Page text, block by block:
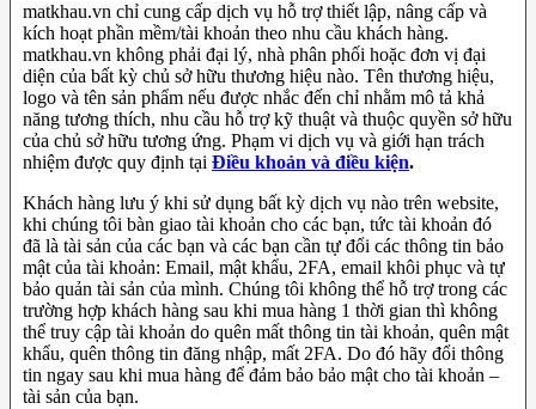
matkhau.vn chỉ cung cấp dịch vụ hỗ trợ thiết lập, nâng cấp và
kích hoạt phần mềm/tài khoản theo nhu cầu khách hàng.
matkhau.vn không phải đại lý, nhà phân phối hoặc đơn vị đại
diện của bất kỳ chủ sở hữu thương hiệu nào. Tên thương hiệu,
logo và tên sản phẩm nếu được nhắc đến chỉ nhằm mô tả khả
năng tương thích, nhu cầu hỗ trợ kỹ thuật và thuộc quyền sở hữu
của chủ sở hữu tương ứng. Phạm vi dịch vụ và giới hạn trách
nhiệm được quy định tại Điều khoản và điều kiện.
Khách hàng lưu ý khi sử dụng bất kỳ dịch vụ nào trên website,
khi chúng tôi bàn giao tài khoản cho các bạn, tức tài khoản đó
đã là tài sản của các bạn và các bạn cần tự đổi các thông tin bảo
mật của tài khoản: Email, mật khẩu, 2FA, email khôi phục và tự
bảo quản tài sản của mình. Chúng tôi không thể hỗ trợ trong các
trường hợp khách hàng sau khi mua hàng 1 thời gian thì không
thể truy cập tài khoản do quên mất thông tin tài khoản, quên mật
khẩu, quên thông tin đăng nhập, mất 2FA. Do đó hãy đổi thông
tin ngay sau khi mua hàng để đảm bảo bảo mật cho tài khoản –
tài sản của bạn.